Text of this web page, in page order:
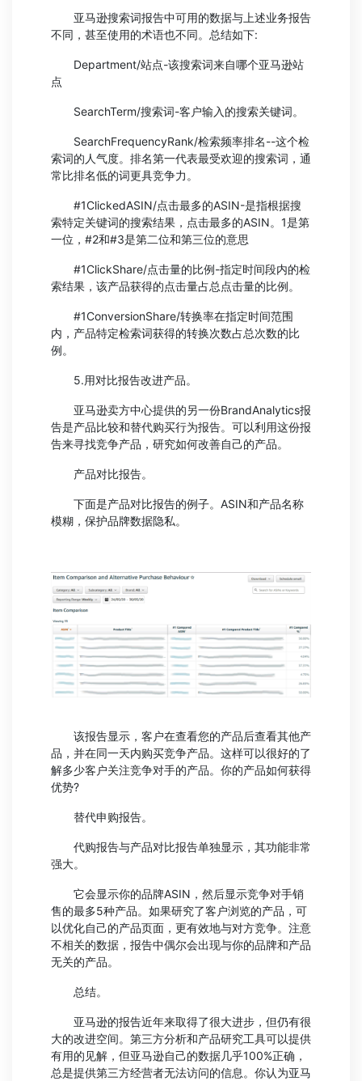
亚马逊搜索词报告中可用的数据与上述业务报告
不同，甚至使用的术语也不同。总结如下:
Department/站点-该搜索词来自哪个亚马逊站
点
SearchTerm/搜索词-客户输入的搜索关键词。
SearchFrequencyRank/检索频率排名--这个检
索词的人气度。排名第一代表最受欢迎的搜索词，通
常比排名低的词更具竞争力。
#1ClickedASIN/点击最多的ASIN-是指根据搜
索特定关键词的搜索结果，点击最多的ASIN。1是第
一位，#2和#3是第二位和第三位的意思
#1ClickShare/点击量的比例-指定时间段内的检
索结果，该产品获得的点击量占总点击量的比例。
#1ConversionShare/转换率在指定时间范围
内，产品特定检索词获得的转换次数占总次数的比
例。
5.用对比报告改进产品。
亚马逊卖方中心提供的另一份BrandAnalytics报
告是产品比较和替代购买行为报告。可以利用这份报
告来寻找竞争产品，研究如何改善自己的产品。
产品对比报告。
下面是产品对比报告的例子。ASIN和产品名称
模糊，保护品牌数据隐私。
该报告显示，客户在查看您的产品后查看其他产
品，并在同一天内购买竞争产品。这样可以很好的了
解多少客户关注竞争对手的产品。你的产品如何获得
优势?
替代申购报告。
代购报告与产品对比报告单独显示，其功能非常
强大。
它会显示你的品牌ASIN，然后显示竞争对手销
售的最多5种产品。如果研究了客户浏览的产品，可
以优化自己的产品页面，更有效地与对方竞争。注意
不相关的数据，报告中偶尔会出现与你的品牌和产品
无关的产品。
总结。
亚马逊的报告近年来取得了很大进步，但仍有很
大的改进空间。第三方分析和产品研究工具可以提供
有用的见解，但亚马逊自己的数据几乎100%正确，
总是提供第三方经营者无法访问的信息。你认为亚马